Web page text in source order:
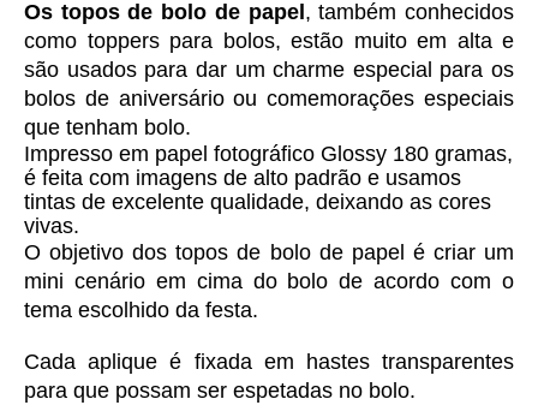
Os topos de bolo de papel , também conhecidos
como toppers para bolos, estão muito em alta e
são usados para dar um charme especial para os
bolos de aniversário ou comemorações especiais
que tenham bolo.
Impresso em papel fotográfico Glossy 180 gramas,
é feita com imagens de alto padrão e usamos
tintas de excelente qualidade, deixando as cores
vivas.
O objetivo dos topos de bolo de papel é criar um
mini cenário em cima do bolo de acordo com o
tema escolhido da festa.
Cada aplique é fixada em hastes transparentes
para que possam ser espetadas no bolo.